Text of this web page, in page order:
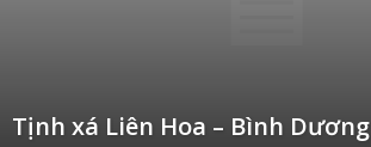
Tịnh xá Liên Hoa – Bình Dương